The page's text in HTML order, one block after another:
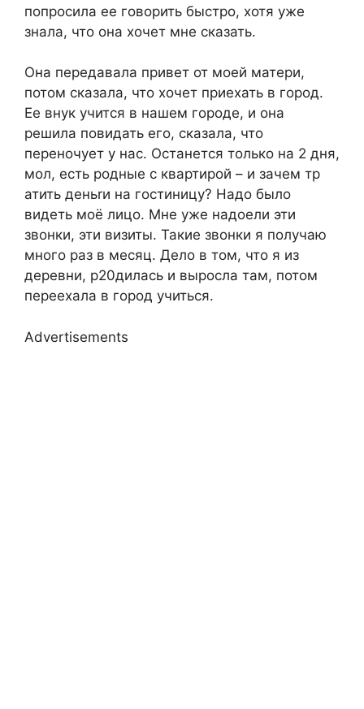
попросила ее говорить быстро, хотя уже
знала, что она хочет мне сказать.
Она передавала привет от моей матери,
потом сказала, что хочет приехать в город.
Ее внук учится в нашем городе, и она
решила повидать его, сказала, что
переночует у нас. Останется только на 2 дня,
мол, есть родные с квартирой – и зачем тр
атить деньrи на гостиницу? Надо было
видеть моё лицо. Мне уже надоели эти
звонки, эти визиты. Такие звонки я получаю
много раз в месяц. Дело в том, что я из
деревни, р20дилась и выросла там, потом
переехала в город учиться.
Advertisements